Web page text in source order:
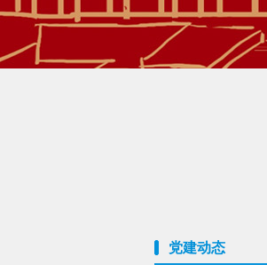
党建动态